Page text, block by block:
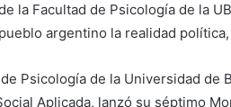
la Facultad de Psicología de la
argentino la realidad
Psicología de la Universidad de
Aplicada, lanzó su séptimo